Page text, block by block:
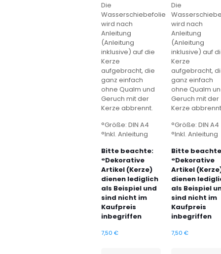
Die
Wasserschiebefolie
wird nach
Anleitung
(Anleitung
inklusive) auf die
Kerze
aufgebracht, die
ganz einfach
ohne Qualm und
Geruch mit der
Kerze abbrennt.
°Größe: DIN A4
°Inkl. Anleitung
Bitte beachte:
°Dekorative
Artikel (Kerze)
dienen lediglich
als Beispiel und
sind nicht im
Kaufpreis
inbegriffen
7,50 €
Die
wird nach
Anleitung
(Anleitung
inklusive) auf
Kerze
aufgebracht,
ganz einfach
ohne Qualm
Geruch mit der
Kerze
°Größe: DIN A4
°Inkl. Anleitung
Bitte
°Dekorative
Artikel
dienen
als Beispiel
sind nicht im
Kaufpreis
inbegriffen
7,50€